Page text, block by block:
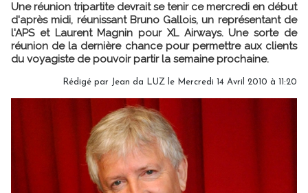
Une réunion tripartite devrait se tenir ce mercredi en début
d'après midi, réunissant Bruno Gallois, un représentant de
l'APS et Laurent Magnin pour XL Airways. Une sorte de
réunion de la dernière chance pour permettre aux clients
du voyagiste de pouvoir partir la semaine prochaine.
Rédigé par Jean da LUZ le Mercredi 14 Avril 2010 à 11:20